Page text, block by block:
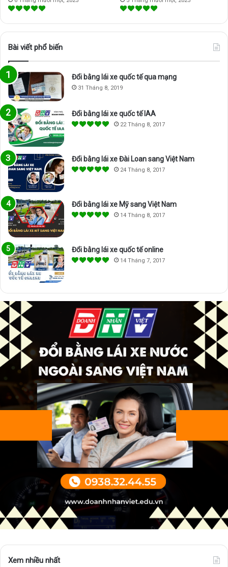
Bài viết phổ biến
Đổi bằng lái xe quốc tế qua mạng
31 Tháng 8, 2019
Đổi bằng lái xe quốc tế IAA
22 Tháng 8, 2017
Đổi bằng lái xe Đài Loan sang Việt Nam
24 Tháng 8, 2017
Đổi bằng lái xe Mỹ sang Việt Nam
14 Tháng 8, 2017
Đổi bằng lái xe quốc tế online
14 Tháng 7, 2017
Xem nhiều nhất